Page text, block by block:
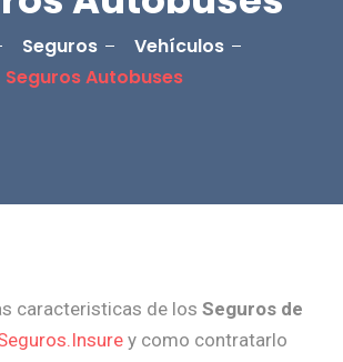
Seguros
Vehículos
Seguros Autobuses
caracteristicas de los Seguros de
y como contratarlo